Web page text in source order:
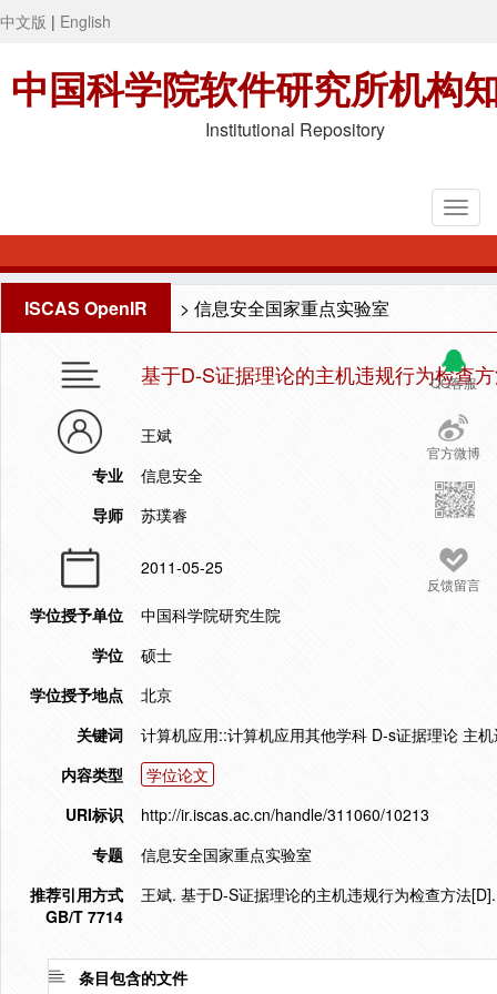
中文版 | English
中国科学院软件研究所机构
Institutional Repository
ISCAS OpenIR > 信息安全国家重点实验室
QQ客服
官方微博
反馈留言
基于D-S证据理论的主机违规行为检查
王斌
专业
信息安全
导师
苏璞睿
2011-05-25
学位授予单位
中国科学院研究生院
学位
硕士
学位授予地点
北京
关键词
计算机应用::计算机应用其他学科 D-s证据理论 主
内容类型
学位论文
URI标识
http://ir.iscas.ac.cn/handle/311060/10213
专题
信息安全国家重点实验室
推荐引用方式
GB/T 7714
王斌. 基于D-S证据理论的主机违规行为检查方法
条目包含的文件